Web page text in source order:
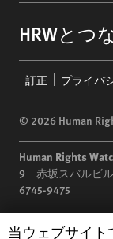
HRWとつ
menu
訂正 プライバ
© 2026 Human
Human Rights
9 赤坂スバルビ
6745-9475
under EIN: 13-
Human Rights
当ウェブサイト